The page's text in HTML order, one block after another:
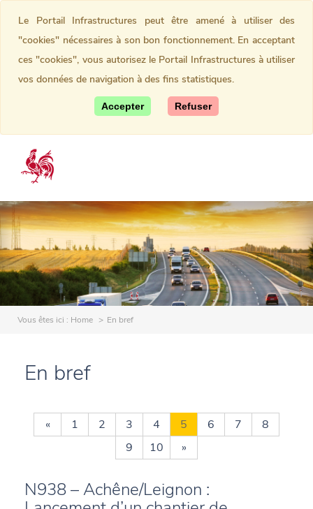
Vous êtes ici : Home En bref
En bref
« 1 2 3 4 5 6 7
8
9
10 »
N938 – Achêne/Leignon :
Le Portail Infrastructures peut être amené à utiliser des
"cookies" nécessaires à son bon fonctionnement. En acceptant
ces "cookies", vous autorisez le Portail Infrastructures à utiliser
vos données de navigation à des fins statistiques.
Accepter Refuser